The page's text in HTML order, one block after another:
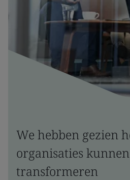
We hebben gezien
organisaties kunnen
transformeren